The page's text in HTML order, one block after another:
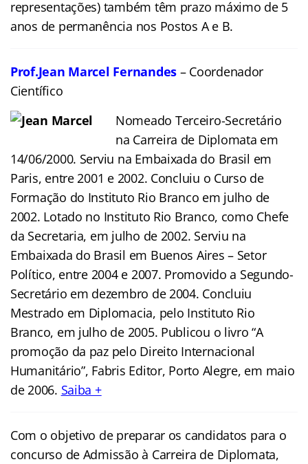
representações) também têm prazo máximo de 5
anos de permanência nos Postos A e B.
Prof.Jean Marcel Fernandes– Coordenador
Científico
Nomeado Terceiro-Secretário
na Carreira de Diplomata em
14/06/2000. Serviu na Embaixada do Brasil em
Paris, entre 2001 e 2002. Concluiu o Curso de
Formação do Instituto Rio Branco em julho de
2002. Lotado no Instituto Rio Branco, como Chefe
da Secretaria, em julho de 2002. Serviu na
Embaixada do Brasil em Buenos Aires – Setor
Político, entre 2004 e 2007. Promovido a Segundo-
Secretário em dezembro de 2004. Concluiu
Mestrado em Diplomacia, pelo Instituto Rio
Branco, em julho de 2005. Publicou o livro “A
promoção da paz pelo Direito Internacional
Humanitário”, Fabris Editor, Porto Alegre, em maio
de 2006. Saiba +
Com o objetivo de preparar os candidatos para o
concurso de Admissão à Carreira de Diplomata,